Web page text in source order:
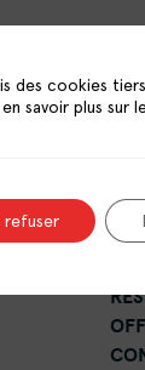
LE
des cookies
savoir plus
refuser